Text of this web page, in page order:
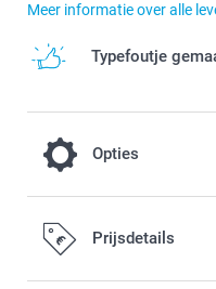
Meer informatie over alle
Typefoutje
Opties
Geef jouw
feestelijk tintje of
look door voor
Prijsdetails